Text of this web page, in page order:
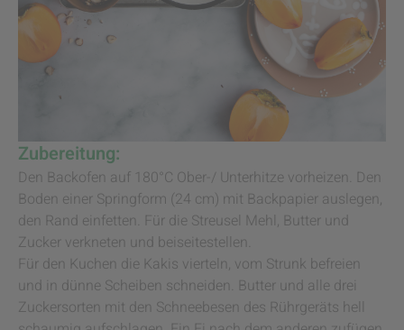
Zubereitung:
Den Backofen auf 180°C Ober-/ Unterhitze vorheizen. Den
Boden einer Springform (24 cm) mit Backpapier auslegen,
den Rand einfetten. Für die Streusel Mehl, Butter und
Zucker verkneten und beiseitestellen.
Für den Kuchen die Kakis vierteln, vom Strunk befreien
und in dünne Scheiben schneiden. Butter und alle drei
Zuckersorten mit den Schneebesen des Rührgeräts hell